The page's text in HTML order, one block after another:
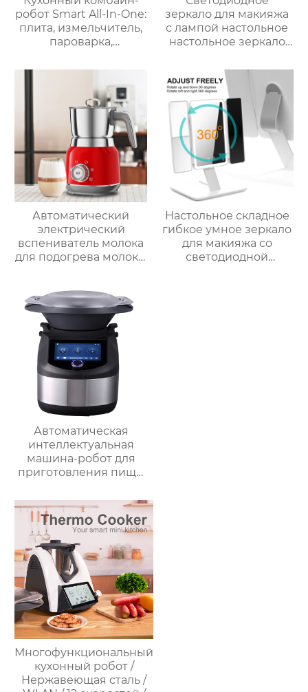
робот Smart All-In-One:
плита, измельчитель,
пароварка,
блендер, кипяток,
замешивание,
взвешивание
зеркало для макияжа
с лампой настольное
настольное зеркало
заполняет свет
складное
косметическое
зеркало для
переодевания
фабрика зеркал
Автоматический
электрический
вспениватель молока
для подогрева молока,
нержавеющей стали,
домашний
пароварочный
аппарат для молока
Настольное складное
гибкое умное зеркало
для макияжа со
светодиодной
Автоматическая
интеллектуальная
машина-робот для
приготовления пищи
машина для
приготовления
овощей Термомиксер
Многофункциональный
кухонный робот /
Нержавеющая сталь /